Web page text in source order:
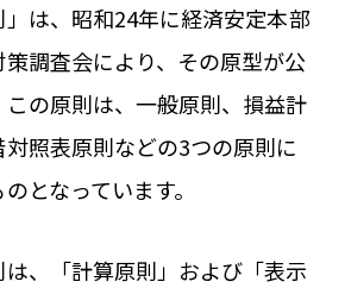
」は、昭和24年に経済安定本部
調査会により、その原型が公
の原則は、一般原則、損益計
照表原則などの3つの原則に
となっています。
、「計算原則」および「表示